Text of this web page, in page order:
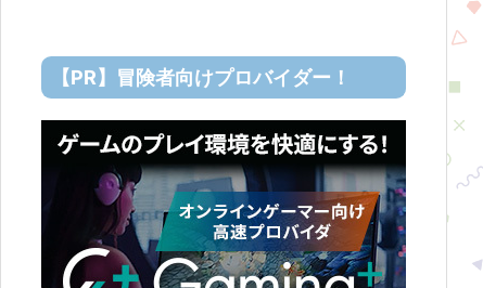
【PR】冒険者向けプロバイダー！